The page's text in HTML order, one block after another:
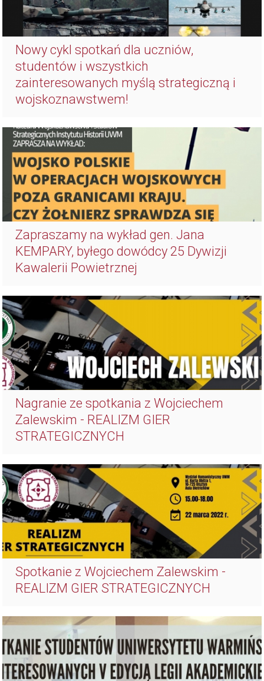
Nowy cykl spotkań dla uczniów,
studentów i wszystkich
zainteresowanych myślą strategiczną i
wojskoznawstwem!
Zapraszamy na wykład gen. Jana
KEMPARY, byłego dowódcy 25 Dywizji
Kawalerii Powietrznej
Nagranie ze spotkania z Wojciechem
Zalewskim - REALIZM GIER
STRATEGICZNYCH
Spotkanie z Wojciechem Zalewskim -
REALIZM GIER STRATEGICZNYCH